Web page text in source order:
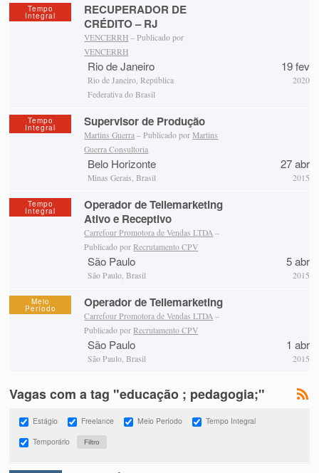
Tempo
Integral
RECUPERADOR DE
CRÉDITO – RJ
VENCERRH – Publicado por
VENCERRH
Rio de Janeiro
Rio de Janeiro, República
Federativa do Brasil
19 fev
2020
Tempo
Integral Supervisor de Produção
Martins Guerra – Publicado porMartins
Guerra Consultoria
Belo Horizonte
Minas Gerais, Brasil
27 abr
2015
Tempo
Integral
Operador de Tellemarketing
Ativo e Receptivo
Carrefour Promotora de Vendas LTDA –
Publicado porRecrutamento CPV
São Paulo
São Paulo, Brasil
5 abr
2015
Meio
Período Operador de Tellemarketing
Carrefour Promotora de Vendas LTDA –
Publicado porRecrutamento CPV
São Paulo
São Paulo, Brasil
1 abr
2015
Vagas com a tag "educação ; pedagogia;"
Estágio Freelance Meio Período
Tempo Integral
Temporário